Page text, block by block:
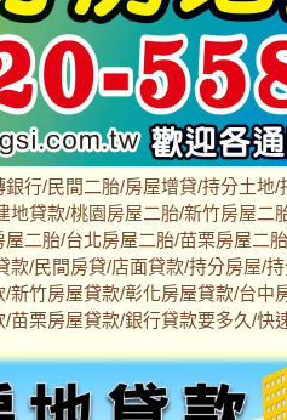
銀行/民間二胎/房屋增貸/持分土
地貸款/桃園房屋二胎/新竹房屋
屋二胎/台北房屋二胎/苗栗房屋二
款/民間房貸/店面貸款/持分房屋/
新竹房屋貸款/彰化房屋貸款/台
苗栗房屋貸款/銀行貸款要多久/